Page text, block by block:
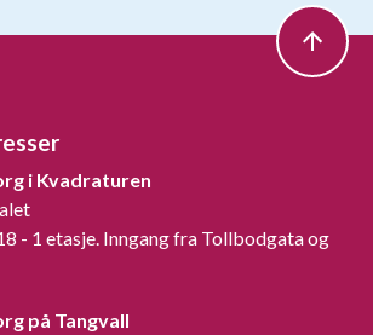
i Kvadraturen
- 1 etasje. Inngang fra Tollbodgata og
på Tangvall